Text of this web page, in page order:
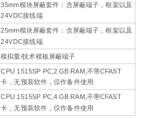
35mm模块屏蔽套件：含屏蔽端子，框架以及
24VDC接线端
25mm模块屏蔽套件：含屏蔽端子，框架以及
24VDC接线端
模拟量/技术模板屏蔽端子
CPU 1515SP PC,2 GB RAM,不带CFAST
卡，无预装软件，仅作备件使用
CPU 1515SP PC,4 GB RAM,不带CFAST
卡，无预装软件，仅作备件使用